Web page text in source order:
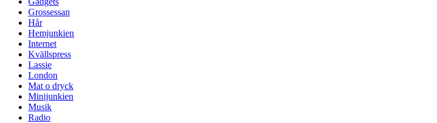
Grossessan
Hår
Hemjunkien
Internet
Kvällspress
Lassie
London
Mat o dryck
Minijunkien
Musik
Radio